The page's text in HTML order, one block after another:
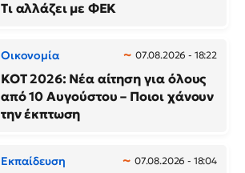
Τι αλλάζει με ΦΕΚ
Οικονομία 07.08.2026 - 18:22
ΚΟΤ 2026: Νέα αίτηση για όλους
από 10 Αυγούστου – Ποιοι χάνουν
την έκπτωση
Εκπαίδευση 07.08.2026 - 18:04